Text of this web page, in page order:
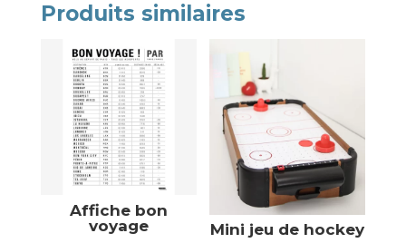
Produits similaires
Affiche bon
voyage
Mini jeu de hockey